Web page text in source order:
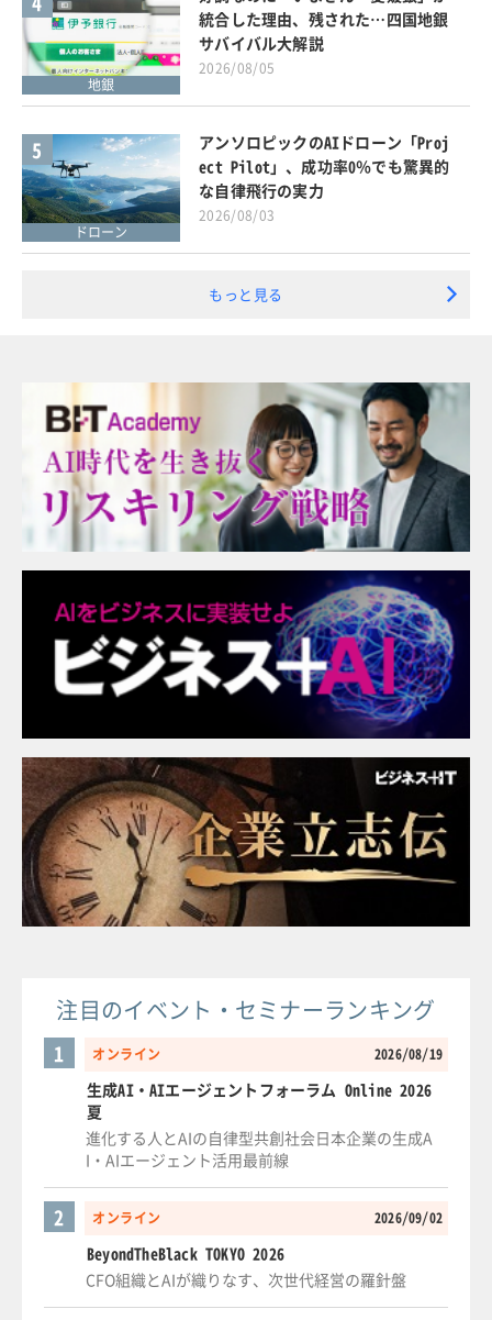
地銀
統合した理由、残された…四国地銀
サバイバル大解説
2026/08/05
5
ドローン
アンソロピックのAIドローン「Proj
ect Pilot」、成功率0％でも驚異的
な自律飛行の実力
2026/08/03
もっと見る
注目のイベント・セミナーランキング
オンライン 2026/08/19
1
生成AI・AIエージェントフォーラム Online 2026
夏
進化する人とAIの自律型共創社会日本企業の生成A
I・AIエージェント活用最前線
オンライン 2026/09/02
2
BeyondTheBlack TOKYO 2026
CFO組織とAIが織りなす、次世代経営の羅針盤